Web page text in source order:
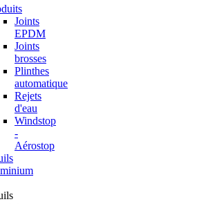
Joints
EPDM
Joints
brosses
Plinthes
automatique
Rejets
d'eau
Windstop
-
Aérostop